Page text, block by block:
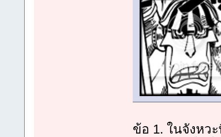
ข้อ 1. ในจังหว